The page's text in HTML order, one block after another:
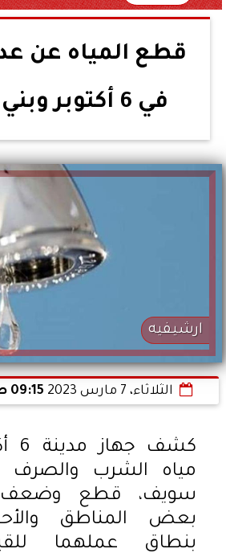
قطع المياه عن
في 6 أكتوبر وبني سويف
ارشيفيه
الثلاثاء، 7 مارس 2023 09:15 صـ
مياه الشرب والصرف
سويف، قطع وضعف
بعض المناطق
بنطاق عملهما